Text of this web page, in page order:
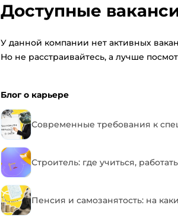
Доступные
У данной компании нет активных
Но не расстраивайтесь, а лучше
Блог о карьере
Современные требования к
Строитель: где учиться,
Пенсия и самозанятость: на